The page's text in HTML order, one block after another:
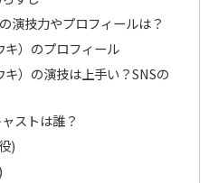
演技力やプロフィールは？
）のプロフィール
）の演技は上手い？SNSの
ストは誰？
)